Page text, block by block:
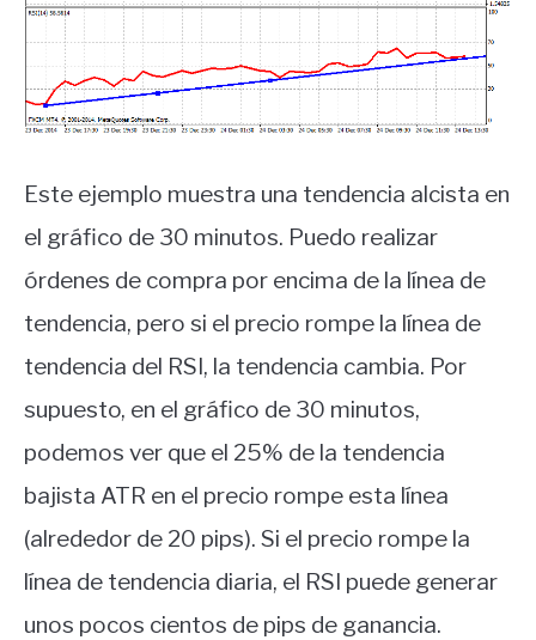
Este ejemplo muestra una tendencia alcista en
el gráfico de 30 minutos. Puedo realizar
órdenes de compra por encima de la línea de
tendencia, pero si el precio rompe la línea de
tendencia del RSI, la tendencia cambia. Por
supuesto, en el gráfico de 30 minutos,
podemos ver que el 25% de la tendencia
bajista ATR en el precio rompe esta línea
(alrededor de 20 pips). Si el precio rompe la
línea de tendencia diaria, el RSI puede generar
unos pocos cientos de pips de ganancia.